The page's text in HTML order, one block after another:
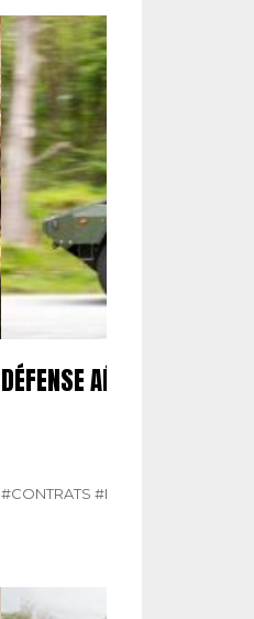
DÉFENSE AÉRIENNE BELGE
#CONTRATS #N°482